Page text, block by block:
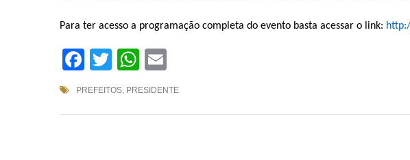
Para ter acesso a programação completa do evento basta acessar o link:
Facebook
TwitterWhatsApp
PREFEITOS, PRESIDENTE